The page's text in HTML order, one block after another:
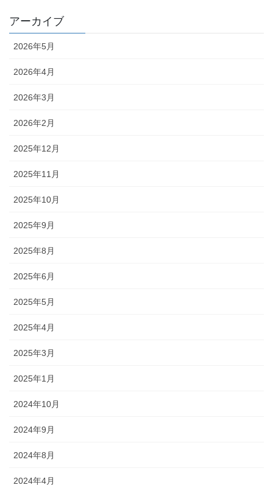
アーカイブ
2026年5月
2026年4月
2026年3月
2026年2月
2025年12月
2025年11月
2025年10月
2025年9月
2025年8月
2025年6月
2025年5月
2025年4月
2025年3月
2025年1月
2024年10月
2024年9月
2024年8月
2024年4月